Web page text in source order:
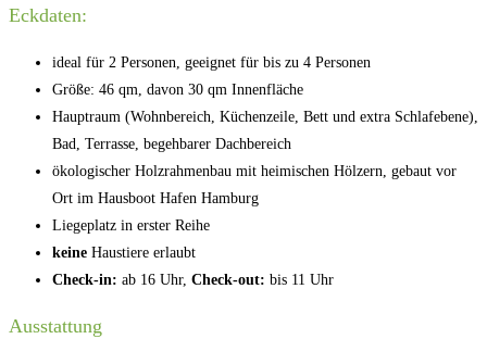
Eckdaten:
ideal für 2 Personen, geeignet für bis zu 4 Personen
Größe: 46 qm, davon 30 qm Innenfläche
Hauptraum (Wohnbereich, Küchenzeile, Bett und extra Schlafebene),
Bad, Terrasse, begehbarer Dachbereich
ökologischer Holzrahmenbau mit heimischen Hölzern, gebaut vor
Ort im Hausboot Hafen Hamburg
Liegeplatz in erster Reihe
keine Haustiere erlaubt
Check-in: ab 16 Uhr, Check-out: bis 11 Uhr
Ausstattung